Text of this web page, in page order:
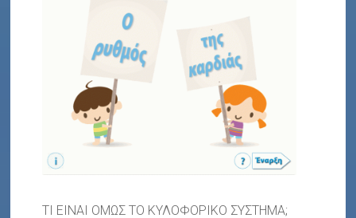
ΤΙ ΕΙΝΑΙ ΟΜΩΣ ΤΟ ΚΥΛΟΦΟΡΙΚΟ ΣΥΣΤΗΜΑ;